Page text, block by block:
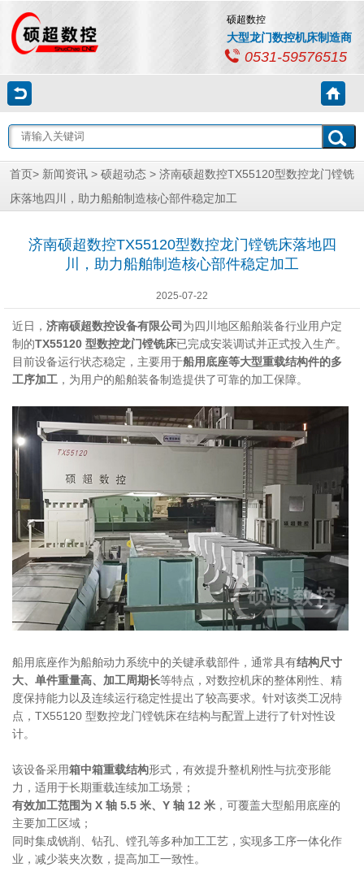
硕超数控
大型龙门数控机床制造商
0531-59576515
首页> 新闻资讯 > 硕超动态 > 济南硕超数控TX55120型数控龙门镗铣
床落地四川，助力船舶制造核心部件稳定加工
济南硕超数控TX55120型数控龙门镗铣床落地四
川，助力船舶制造核心部件稳定加工
2025-07-22
近日， 济南硕超数控设备有限公司 为四川地区船舶装备行业用户定
制的TX55120 型数控龙门镗铣床已完成安装调试并正式投入生产。
目前设备运行状态稳定，主要用于船用底座等大型重载结构件的多
工序加工，为用户的船舶装备制造提供了可靠的加工保障。
船用底座作为船舶动力系统中的关键承载部件，通常具有结构尺寸
大、单件重量高、加工周期长等特点，对数控机床的整体刚性、精
度保持能力以及连续运行稳定性提出了较高要求。针对该类工况特
点，TX55120 型数控龙门镗铣床在结构与配置上进行了针对性设
计。
该设备采用箱中箱重载结构形式，有效提升整机刚性与抗变形能
力，适用于长期重载连续加工场景；
有效加工范围为 X 轴 5.5 米、Y 轴 12 米，可覆盖大型船用底座的
主要加工区域；
同时集成铣削、钻孔、镗孔等多种加工工艺，实现多工序一体化作
业，减少装夹次数，提高加工一致性。